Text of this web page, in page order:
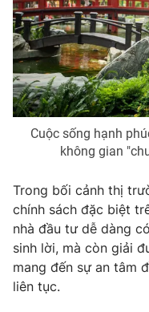
Email:toasoan@vtv.vn
Liên hệ quảng cáo:024-
® Cấm sao chép dưới
thuận bằng văn bản. Ghi
thông tin từ website này.
Cuộc sống hạnh
không gian
Trong bối cảnh thị
chính sách đặc biệt
nhà đầu tư dễ dàng
sinh lời, mà còn giải
mang đến sự an tâm
liên tục.